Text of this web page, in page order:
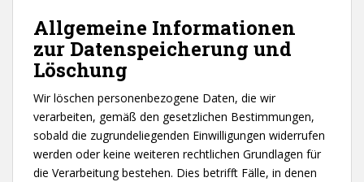
Allgemeine Informationen
zur Datenspeicherung und
Löschung
Wir löschen personenbezogene Daten, die wir
verarbeiten, gemäß den gesetzlichen Bestimmungen,
sobald die zugrundeliegenden Einwilligungen widerrufen
werden oder keine weiteren rechtlichen Grundlagen für
die Verarbeitung bestehen. Dies betrifft Fälle, in denen